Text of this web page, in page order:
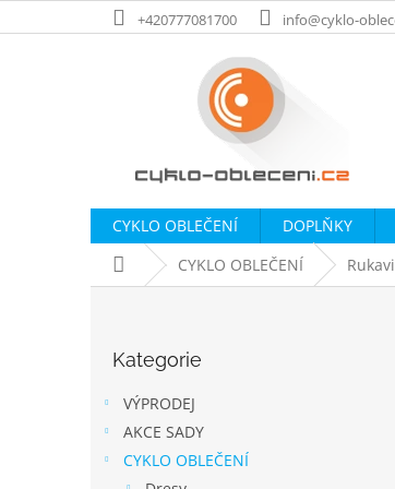
na
+420777081700 info@cyklo-
CYKLO OBLEČENÍ DOPLŇKY
Domů CYKLO OBLEČENÍ
kategorie
Kategorie
VÝPRODEJ
AKCE SADY
CYKLO OBLEČENÍ